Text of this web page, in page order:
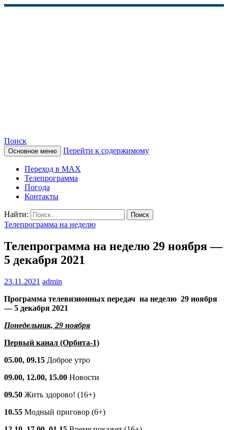
КАМЧАТСКОЕ
ИНФОРМАЦИОННОЕ
АГЕНТСТВО (КИА
«ВЕСТИ»)
Поиск
Основное меню Перейти к содержимому
Переход в MAX
Телепрограмма
Погода
Контакты
Найти:
Телепрограмма на неделю
Телепрограмма на неделю 29 ноября —
5 декабря 2021
23.11.2021 admin
Программа телевизионных передач на неделю 29 ноября
— 5 декабря 2021
Понедельник, 29 ноября
Первый канал (Орбита-1)
05.00, 09.15 Доброе утро
09.00, 12.00, 15.00 Новости
09.50 Жить здорово! (16+)
10.55 Модный приговор (6+)